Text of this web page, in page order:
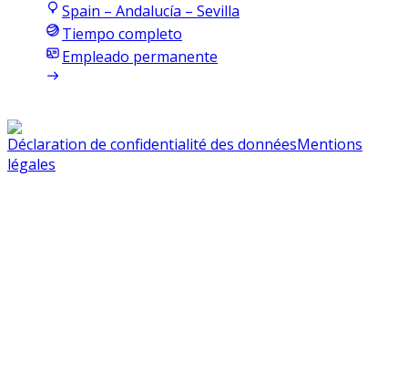
Spain – Andalucía – Sevilla
Tiempo completo
Empleado permanente
Déclaration de confidentialité des donnéesMentions
légales